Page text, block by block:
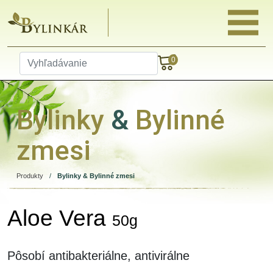
0
Bylinky & Bylinné
zmesi
Produkty / Bylinky & Bylinné zmesi
Aloe Vera 50g
Pôsobí antibakteriálne, antivirálne